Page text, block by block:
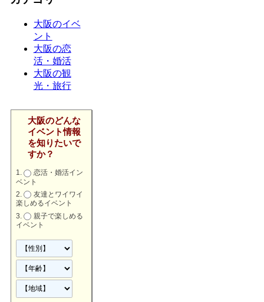
大阪のイベ
ント
大阪の恋
活・婚活
大阪の観
光・旅行
大阪のどんな
イベント情報
を知りたいで
すか？
恋活・婚活イン
ベント
友達とワイワイ
楽しめるイベント
親子で楽しめる
イベント